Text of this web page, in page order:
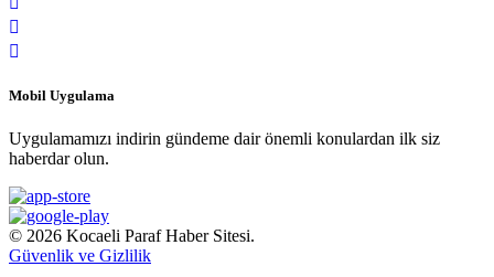
Mobil Uygulama
Uygulamamızı indirin gündeme dair önemli konulardan ilk siz
haberdar olun.
© 2026 Kocaeli Paraf Haber Sitesi.
Güvenlik ve Gizlilik